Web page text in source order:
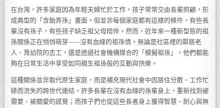
在台灣，許多家庭因為年輕夫婦忙於工作，孩子常常交由長輩照顧，形
成典型的「含飴弄孫」畫面。但並非每個家庭都有這樣的條件，有些長
輩沒有孫子，有些孩子缺乏祖父母陪伴。然而，近年來一種新型態的祖
孫關係正在悄悄萌芽——沒有血緣的祖孫情。無論是社區裡的鄰居老
人、育幼院的志工，還是透過社會機構媒合的「模擬祖孫」，他們都能
夠在日常生活中享受如同親生祖孫般的互動與快樂。
這種關係並非取代原生家庭，而是補充現代社會中因居住分散、工作忙
碌而流失的跨世代連結。許多長輩在沒有血緣的孫輩身上，重新找到被
需要、被關愛的感覺；而孩子們也從這些長者身上獲得智慧、耐心與無